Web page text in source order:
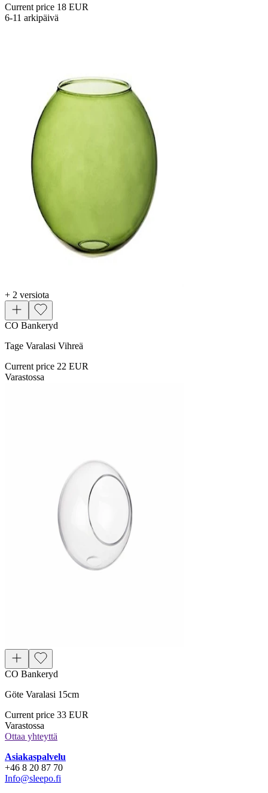
Current price 18 EUR
6-11 arkipäivä
+ 2 versiota
CO Bankeryd
Tage Varalasi Vihreä
Current price 22 EUR
Varastossa
CO Bankeryd
Göte Varalasi 15cm
Current price 33 EUR
Varastossa
Ottaa yhteyttä
Asiakaspalvelu
+46 8 20 87 70
Info@sleepo.fi